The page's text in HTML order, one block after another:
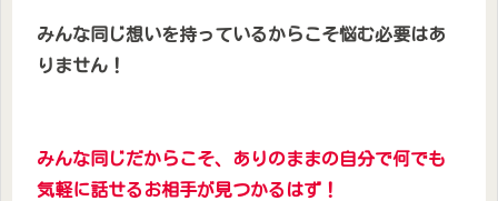
みんな同じ想いを持っているからこそ悩む必要はあ
りません！
みんな同じだからこそ、ありのままの自分で何でも
気軽に話せるお相手が見つかるはず！